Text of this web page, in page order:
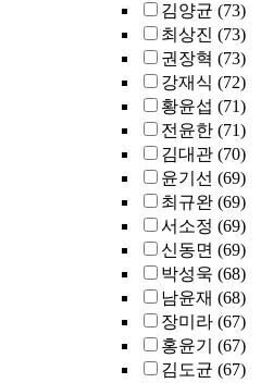
김양균 (73)
최상진 (73)
권장혁 (73)
강재식 (72)
황윤섭 (71)
전윤한 (71)
김대관 (70)
윤기선 (69)
최규완 (69)
서소정 (69)
신동면 (69)
박성욱 (68)
남윤재 (68)
장미라 (67)
홍윤기
(67)
김도균 (67)